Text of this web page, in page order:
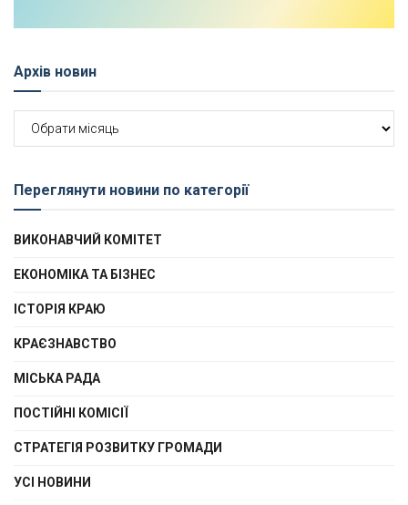
Архів новин
новин
Переглянути новини по категорії
ВИКОНАВЧИЙ КОМІТЕТ
ЕКОНОМІКА ТА БІЗНЕС
ІСТОРІЯ КРАЮ
КРАЄЗНАВСТВО
МІСЬКА РАДА
ПОСТІЙНІ КОМІСІЇ
СТРАТЕГІЯ РОЗВИТКУ ГРОМАДИ
УСІ НОВИНИ